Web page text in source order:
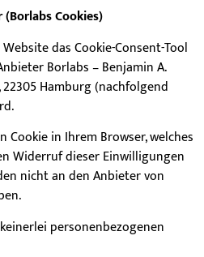
Cookies)
das Cookie-Consent-Tool
Borlabs – Benjamin A.
Hamburg (nachfolgend
Cookie in Ihrem Browser, welches
Widerruf dieser Einwilligungen
nicht an den Anbieter von
personenbezogenen